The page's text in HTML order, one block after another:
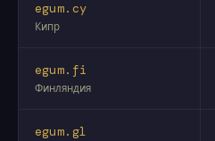
egum.cy
Кипр
egum.fi
Финляндия
egum.gl